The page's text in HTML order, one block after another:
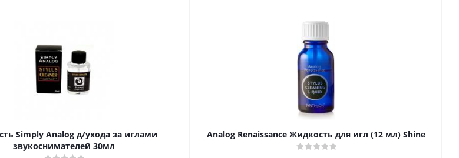
Simply Analog д/ухода за иглами
звукоснимателей 30мл
Analog Renaissance Жидкость для игл (12 мл) Shine